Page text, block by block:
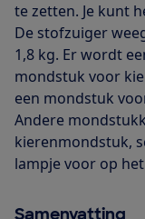
te zetten. Je kunt
De stofzuiger
1,8 kg. Er wordt
mondstuk voor
een mondstuk
Andere
kierenmondstuk,
lampje voor op
Samenvatting